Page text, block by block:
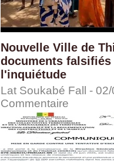
Nouvelle Ville de
documents falsifiés
l'inquiétude
Lat Soukabé Fall -
Commentaire